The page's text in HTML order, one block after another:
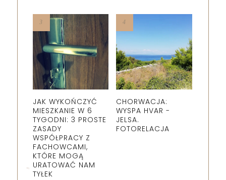
JAK WYKOŃCZYĆ
MIESZKANIE W 6
TYGODNI: 3 PROSTE
ZASADY
WSPÓŁPRACY Z
FACHOWCAMI,
KTÓRE MOGĄ
URATOWAĆ NAM
TYŁEK
CHORWACJA:
WYSPA HVAR -
JELSA.
FOTORELACJA